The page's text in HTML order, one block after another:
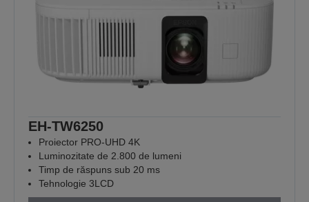
EH-TW6250
Proiector PRO-UHD 4K
Luminozitate de 2.800 de lumeni
Timp de răspuns sub 20 ms
Tehnologie 3LCD